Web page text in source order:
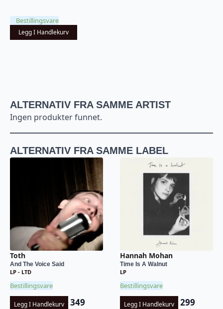
Bestillingsvare
Legg I Handlekurv
ALTERNATIV FRA SAMME ARTIST
Ingen produkter funnet.
ALTERNATIV FRA SAMME LABEL
Toth
And The Voice Said
LP - LTD
Bestillingsvare
Legg I Handlekurv 349
Hannah Mohan
Time Is A Walnut
LP
Bestillingsvare
Legg I Handlekurv 299